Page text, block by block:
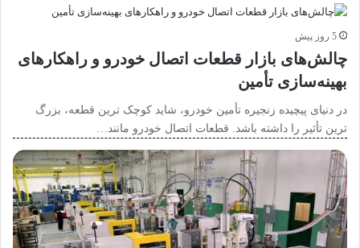
5 روز پیش
چالش‌های بازار قطعات اتصال خودرو و راهکارهای
بهینه‌سازی تأمین
در دنیای پیچیده زنجیره تأمین خودرو، شاید کوچک ترین قطعه، بزرگ
ترین تأثیر را داشته باشد. قطعات اتصال خودرو مانند…